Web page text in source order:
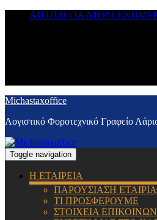
ΑΙΤΗΣΗ ΓΙΑ ΛΗΨΗ
Michastaxoffice
Λογιστικό Φοροτεχνικό Γραφείο
Toggle navigation
Η ΕΤΑΙΡΕΙΑ
ΠΑΡΟΥΣΙΑΣΗ
ΤΙ ΠΡΟΣΦΕΡΟΥΜΕ
ΣΤΟΙΧΕΙΑ